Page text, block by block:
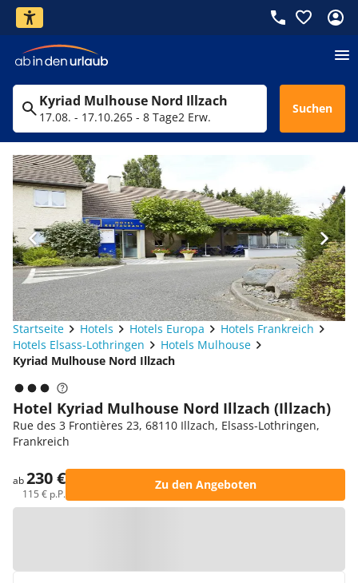
Kyriad Mulhouse Nord Illzach
17.08. - 17.10.265 - 8 Tage2 Erw.
Suchen
Startseite Hotels Hotels Europa
Hotels Frankreich
Hotels Elsass-Lothringen
Hotels Mulhouse
Kyriad Mulhouse Nord Illzach
Hotel Kyriad Mulhouse Nord Illzach (Illzach)
Rue des 3 Frontières 23, 68110 Illzach, Elsass-Lothringen,
Frankreich
ab230 €
115 € p.P.
Zu den Angeboten